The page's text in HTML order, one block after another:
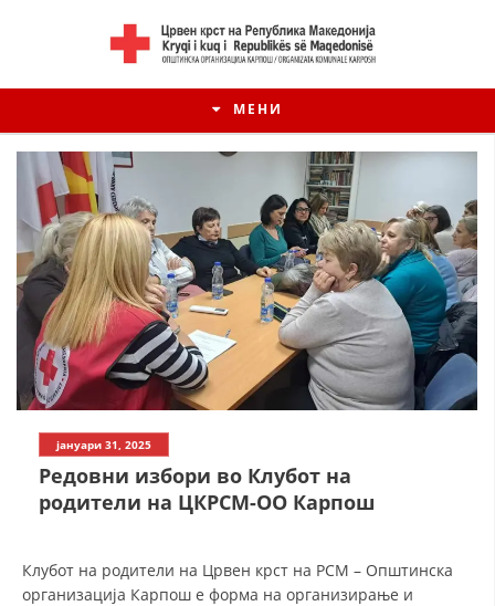
МЕНИ
јануари 31, 2025
Редовни избори во Клубот на
родители на ЦКРСМ-ОО Карпош
Клубот на родители на Црвен крст на РСМ – Општинска
организација Карпош е форма на организирање и